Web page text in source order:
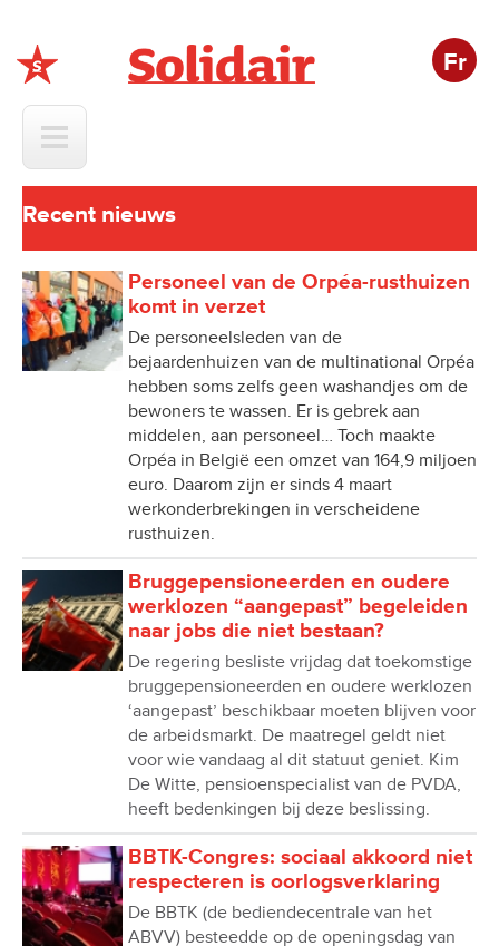
Fr
Solidair
Recent nieuws
Personeel van de Orpéa-rusthuizen
komt in verzet
De personeelsleden van de
bejaardenhuizen van de multinational Orpéa
hebben soms zelfs geen washandjes om de
bewoners te wassen. Er is gebrek aan
middelen, aan personeel… Toch maakte
Orpéa in België een omzet van 164,9 miljoen
euro. Daarom zijn er sinds 4 maart
werkonderbrekingen in verscheidene
rusthuizen.
Bruggepensioneerden en oudere
werklozen “aangepast” begeleiden
naar jobs die niet bestaan?
De regering besliste vrijdag dat toekomstige
bruggepensioneerden en oudere werklozen
‘aangepast’ beschikbaar moeten blijven voor
de arbeidsmarkt. De maatregel geldt niet
voor wie vandaag al dit statuut geniet. Kim
De Witte, pensioenspecialist van de PVDA,
heeft bedenkingen bij deze beslissing.
BBTK-Congres: sociaal akkoord niet
respecteren is oorlogsverklaring
De BBTK (de bediendecentrale van het
ABVV) besteedde op de openingsdag van